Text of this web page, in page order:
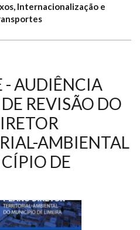
Internacionalização e
- AUDIÊNCIA
REVISÃO DO
AMBIENTAL
DE